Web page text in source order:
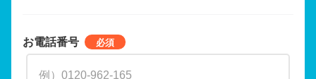
お電話番号